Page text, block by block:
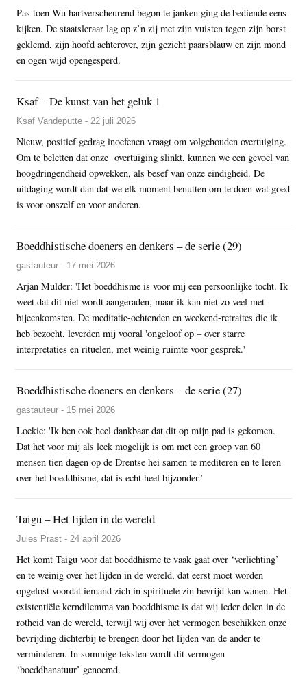
Pas toen Wu hartverscheurend begon te janken ging de bediende eens
kijken. De staatsleraar lag op z’n zij met zijn vuisten tegen zijn borst
geklemd, zijn hoofd achterover, zijn gezicht paarsblauw en zijn mond
en ogen wijd opengesperd.
Ksaf – De kunst van het geluk 1
Ksaf Vandeputte - 22 juli 2026
Nieuw, positief gedrag inoefenen vraagt om volgehouden overtuiging.
Om te beletten dat onze overtuiging slinkt, kunnen we een gevoel van
hoogdringendheid opwekken, als besef van onze eindigheid. De
uitdaging wordt dan dat we elk moment benutten om te doen wat goed
is voor onszelf en voor anderen.
Boeddhistische doeners en denkers – de serie (29)
gastauteur - 17 mei 2026
Arjan Mulder: 'Het boeddhisme is voor mij een persoonlijke tocht. Ik
weet dat dit niet wordt aangeraden, maar ik kan niet zo veel met
bijeenkomsten. De meditatie-ochtenden en weekend-retraites die ik
heb bezocht, leverden mij vooral 'ongeloof op – over starre
interpretaties en rituelen, met weinig ruimte voor gesprek.'
Boeddhistische doeners en denkers – de serie (27)
gastauteur - 15 mei 2026
Loekie: 'Ik ben ook heel dankbaar dat dit op mijn pad is gekomen.
Dat het voor mij als leek mogelijk is om met een groep van 60
mensen tien dagen op de Drentse hei samen te mediteren en te leren
over het boeddhisme, dat is echt heel bijzonder.’
Taigu – Het lijden in de wereld
Jules Prast - 24 april 2026
Het komt Taigu voor dat boeddhisme te vaak gaat over ‘verlichting’
en te weinig over het lijden in de wereld, dat eerst moet worden
opgelost voordat iemand zich in spirituele zin bevrijd kan wanen. Het
existentiële kerndilemma van boeddhisme is dat wij ieder delen in de
rotheid van de wereld, terwijl wij over het vermogen beschikken onze
bevrijding dichterbij te brengen door het lijden van de ander te
verminderen. In sommige teksten wordt dit vermogen
‘boeddhanatuur’ genoemd.